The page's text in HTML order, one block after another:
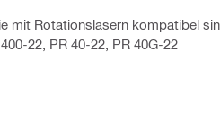
mit Rotationslasern kompatibel
22, PR 40-22, PR 40G-22